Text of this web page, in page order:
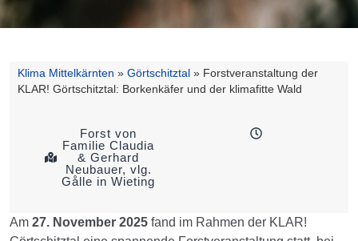
Klima Mittelkärnten » Görtschitztal » Forstveranstaltung der
KLAR! Görtschitztal: Borkenkäfer und der klimafitte Wald
Forst von
Familie Claudia
& Gerhard
Neubauer, vlg.
Gålle in Wieting
Am 27. November 2025 fand im Rahmen der KLAR!